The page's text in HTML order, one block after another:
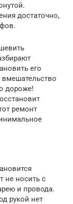
достаточно,
его
вмешательство
дороже!
ремонт
не носить с
и провода.
рукой нет